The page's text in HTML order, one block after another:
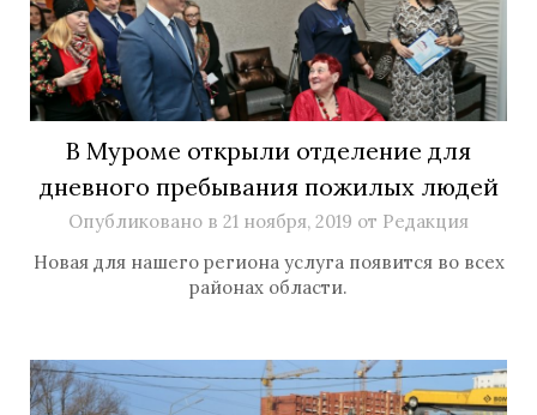
В Муроме открыли отделение для
дневного пребывания пожилых людей
Опубликовано в 21 ноября, 2019 от Редакция
Новая для нашего региона услуга появится во всех
районах области.